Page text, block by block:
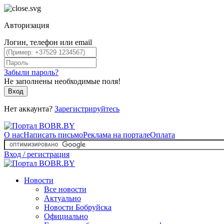
Авторизация
Логин, телефон или email
Забыли пароль?
Не заполнены необходимые поля!
Вход
Нет аккаунта? Зарегистрируйтесь
О насНаписать письмоРеклама на порталеОплата
Вход / регистрация
Новости
Все новости
Актуально
Новости Бобруйска
Официально